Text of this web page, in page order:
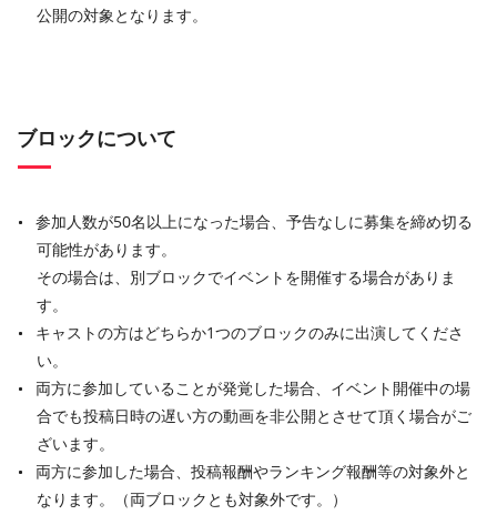
公開の対象となります。
ブロックについて
参加人数が50名以上になった場合、予告なしに募集を締め切る
可能性があります。
その場合は、別ブロックでイベントを開催する場合がありま
す。
キャストの方はどちらか1つのブロックのみに出演してくださ
い。
両方に参加していることが発覚した場合、イベント開催中の場
合でも投稿日時の遅い方の動画を非公開とさせて頂く場合がご
ざいます。
両方に参加した場合、投稿報酬やランキング報酬等の対象外と
なります。（両ブロックとも対象外です。）